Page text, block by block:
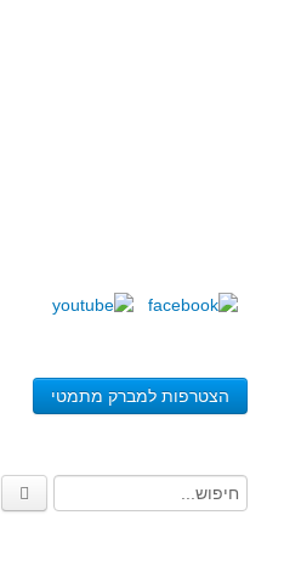
הצטרפות למברק מתמטי